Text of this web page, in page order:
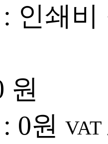
인쇄비
원
0원 VAT